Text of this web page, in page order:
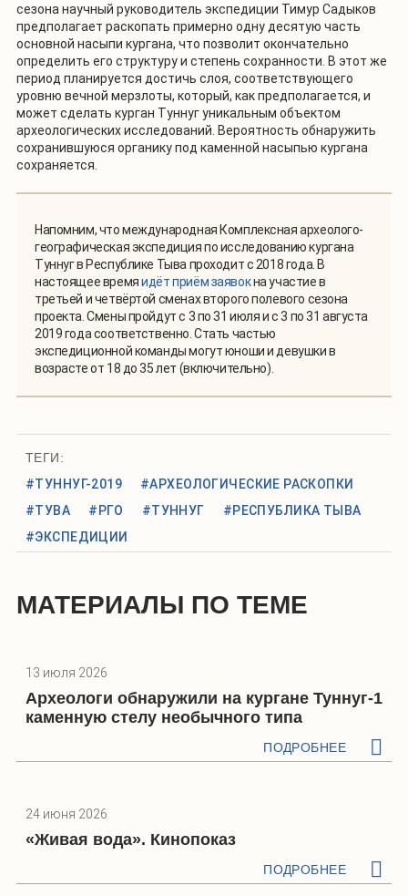
сезона научный руководитель экспедиции Тимур Садыков
предполагает раскопать примерно одну десятую часть
основной насыпи кургана, что позволит окончательно
определить его структуру и степень сохранности. В этот же
период планируется достичь слоя, соответствующего
уровню вечной мерзлоты, который, как предполагается, и
может сделать курган Туннуг уникальным объектом
археологических исследований. Вероятность обнаружить
сохранившуюся органику под каменной насыпью кургана
сохраняется.
Напомним, что международная Комплексная археолого-
географическая экспедиция по исследованию кургана
Туннуг в Республике Тыва проходит с 2018 года. В
настоящее времяидёт приём заявокна участие в
третьей и четвёртой сменах второго полевого сезона
проекта. Смены пройдут с 3 по 31 июля и с 3 по 31 августа
2019 года соответственно. Стать частью
экспедиционной команды могут юноши и девушки в
возрасте от 18 до 35 лет (включительно).
ТЕГИ:
#ТУННУГ-2019
#АРХЕОЛОГИЧЕСКИЕ РАСКОПКИ
#ТУВА
#РГО #ТУННУГ
#РЕСПУБЛИКА ТЫВА
#ЭКСПЕДИЦИИ
МАТЕРИАЛЫ ПО ТЕМЕ
13 июля 2026
Археологи обнаружили на кургане Туннуг-1
каменную стелу необычного типа
ПОДРОБНЕЕ
24 июня 2026
«Живая вода». Кинопоказ
ПОДРОБНЕЕ